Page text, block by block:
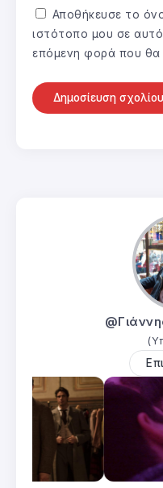
Αποθήκευσε το
ιστότοπο μου σε
επόμενη φορά που θα